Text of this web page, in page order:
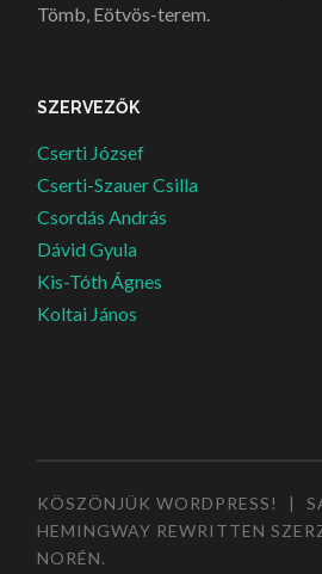
Tömb, Eötvös-terem.
SZERVEZŐK
Cserti József
Cserti-Szauer Csilla
Csordás András
Dávid Gyula
Kis-Tóth Ágnes
Koltai János
KÖSZÖNJÜK WORDPRESS!
HEMINGWAY REWRITTEN
NORÉN.